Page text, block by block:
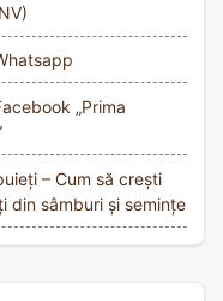
„Prima
– Cum să crești
din sâmburi și semințe